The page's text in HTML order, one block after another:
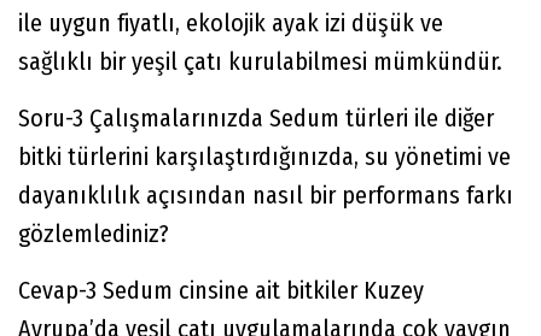
ile uygun fiyatlı, ekolojik ayak izi düşük ve
sağlıklı bir yeşil çatı kurulabilmesi mümkündür.
Soru-3 Çalışmalarınızda Sedum türleri ile diğer
bitki türlerini karşılaştırdığınızda, su yönetimi ve
dayanıklılık açısından nasıl bir performans farkı
gözlemlediniz?
Cevap-3 Sedum cinsine ait bitkiler Kuzey
Avrupa’da yeşil çatı uygulamalarında çok yaygın